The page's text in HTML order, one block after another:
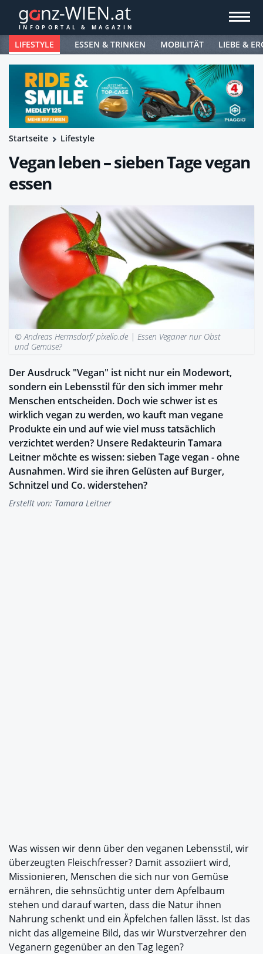
LIFESTYLE ESSEN & TRINKEN MOBILITÄT LIEBE &
Startseite Lifestyle
Vegan leben – sieben Tage vegan
essen
© Andreas Hermsdorf/ pixelio.de |Essen Veganer nur Obst
und Gemüse?
Der Ausdruck "Vegan" ist nicht nur ein Modewort,
sondern ein Lebensstil für den sich immer mehr
Menschen entscheiden. Doch wie schwer ist es
wirklich vegan zu werden, wo kauft man vegane
Produkte ein und auf wie viel muss tatsächlich
verzichtet werden? Unsere Redakteurin Tamara
Leitner möchte es wissen: sieben Tage vegan - ohne
Ausnahmen. Wird sie ihren Gelüsten auf Burger,
Schnitzel und Co. widerstehen?
Erstellt von: Tamara Leitner
Was wissen wir denn über den veganen Lebensstil, wir
überzeugten Fleischfresser? Damit assoziiert wird,
Missionieren, Menschen die sich nur von Gemüse
ernähren, die sehnsüchtig unter dem Apfelbaum
stehen und darauf warten, dass die Natur ihnen
Nahrung schenkt und ein Äpfelchen fallen lässt. Ist das
nicht das allgemeine Bild, das wir Wurstverzehrer den
Veganern gegenüber an den Tag legen?